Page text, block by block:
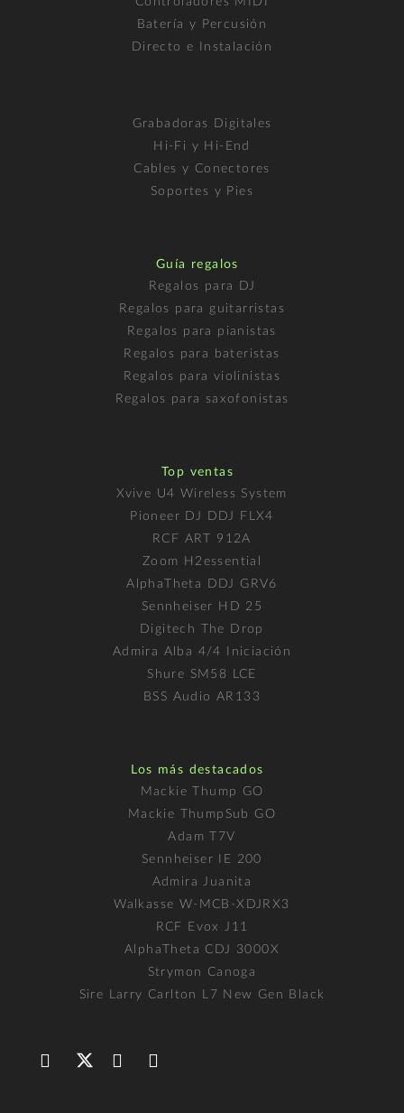
Batería y Percusión
Directo e Instalación
Grabadoras Digitales
Hi-Fi y Hi-End
Cables y Conectores
Soportes y Pies
Guía regalos
Regalos para DJ
Regalos para guitarristas
Regalos para pianistas
Regalos para bateristas
Regalos para violinistas
Regalos para saxofonistas
Top ventas
Xvive U4 Wireless System
Pioneer DJ DDJ FLX4
RCF ART 912A
Zoom H2essential
AlphaTheta DDJ GRV6
Sennheiser HD 25
Digitech The Drop
Admira Alba 4/4 Iniciación
Shure SM58 LCE
BSS Audio AR133
Los más destacados
Mackie Thump GO
Mackie ThumpSub GO
Adam T7V
Sennheiser IE 200
Admira Juanita
Walkasse W-MCB-XDJRX3
RCF Evox J11
AlphaTheta CDJ 3000X
Strymon Canoga
Sire Larry Carlton L7 New Gen Black